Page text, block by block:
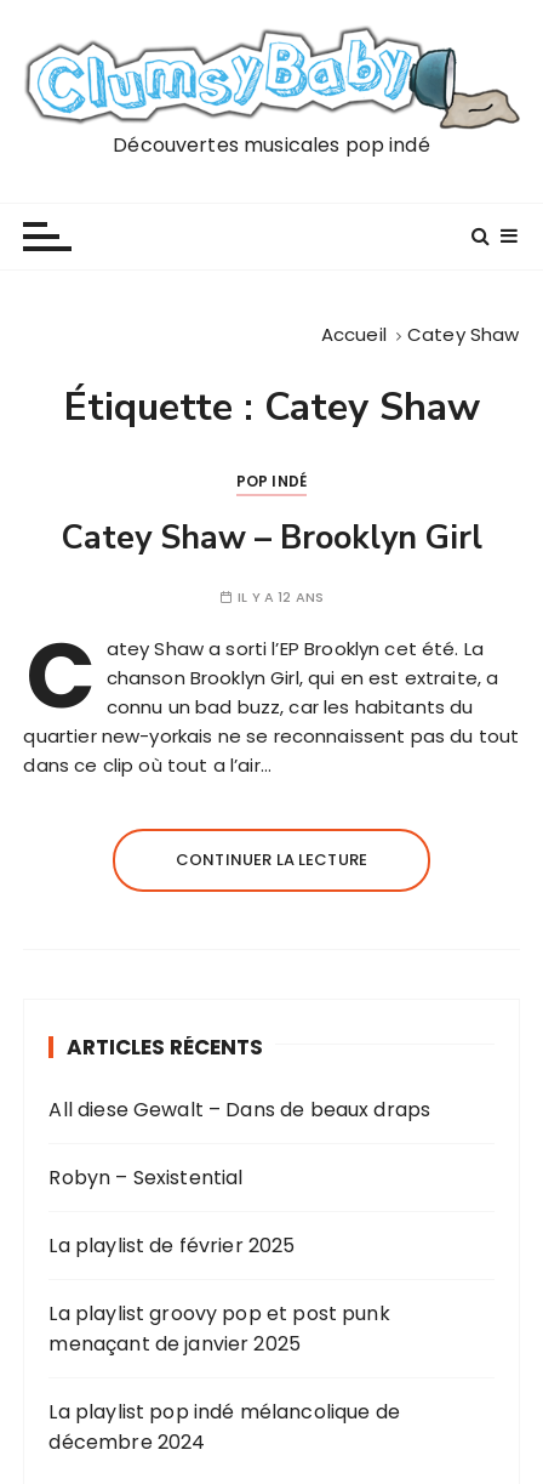
Découvertes musicales pop indé
Accueil Catey Shaw
Étiquette : Catey Shaw
POP INDÉ
Catey Shaw – Brooklyn Girl
IL Y A 12 ANS
C atey Shaw a sorti l’EP Brooklyn cet été. La
chanson Brooklyn Girl, qui en est extraite, a
connu un bad buzz, car les habitants du
quartier new-yorkais ne se reconnaissent pas du tout
dans ce clip où tout a l’air…
CONTINUER LA LECTURE
ARTICLES RÉCENTS
All diese Gewalt – Dans de beaux draps
Robyn – Sexistential
La playlist de février 2025
La playlist groovy pop et post punk
menaçant de janvier 2025
La playlist pop indé mélancolique de
décembre 2024